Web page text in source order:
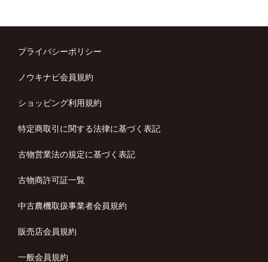
プライバシーポリシー
ノウキナビ会員規約
ショッピング利用規約
特定商取引に関する法律に基づく表記
古物営業法の規定に基づく表記
古物商許可証一覧
中古農機取扱事業者会員規約
販売店会員規約
一般会員規約